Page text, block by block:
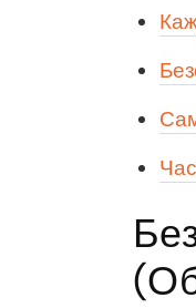
Dubai Miracle
Attraction in
Attraction in
The Palm (Non-
Attraction in Дубай,